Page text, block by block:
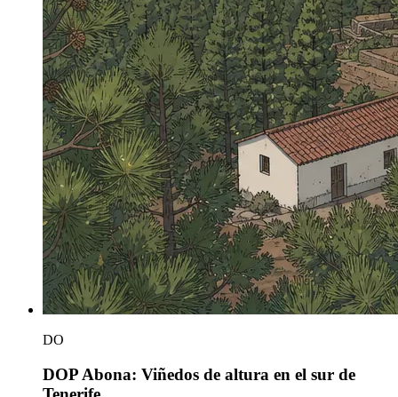
DO
DOP Abona: Viñedos de altura en el sur de